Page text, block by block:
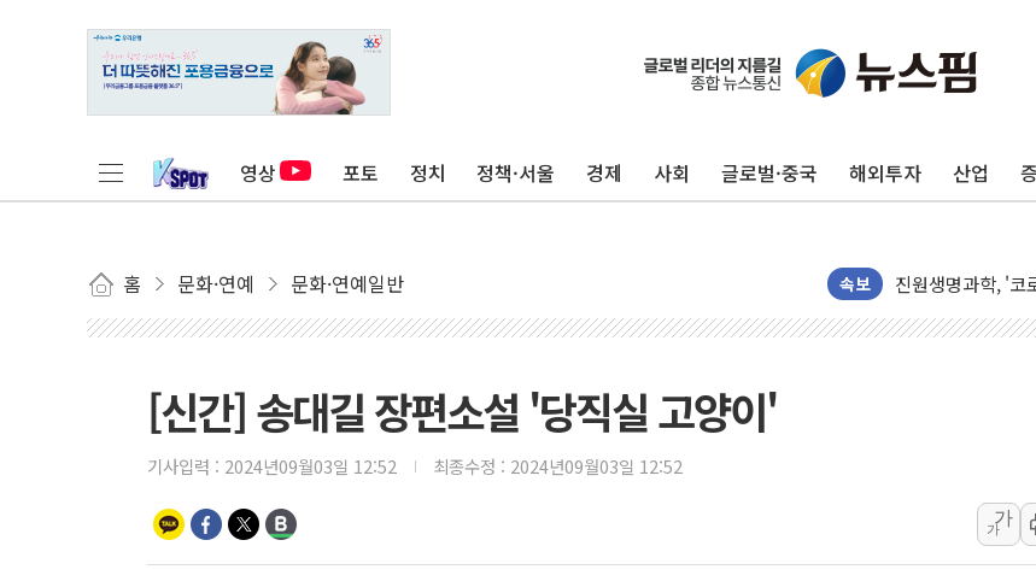
영상 포토 정치 정책·서울 경제 사회 글로벌·중국 해외투자 산업
홈 문화·연예 문화·연예일반 속보
뉴인텍, 하반기 '전
듀오백 정관영 대
휴젤, 매출 2545
포스코, 희귀가스
경북도·대구시 '2
서울 아파트값
딥시크, AI 서비
구리시 입주업종
KCC, 실적은 주
정점식 "사관학교
[신간] 송대길 장편소설 '당직실 고양이'
기사입력 : 2024년09월03일 12:52 최종수정 : 2024년09월03일 12:52
가
가